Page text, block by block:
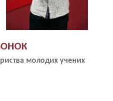
молодих учених